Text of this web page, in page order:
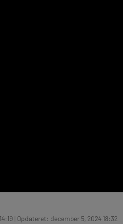
| Opdateret: december 5, 2024 18:32